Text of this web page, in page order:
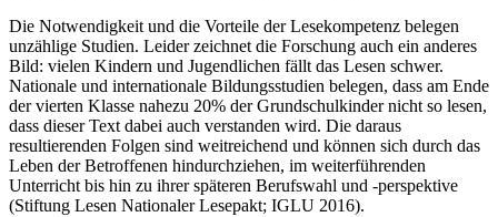
Die Notwendigkeit und die Vorteile der Lesekompetenz belegen
unzählige Studien. Leider zeichnet die Forschung auch ein anderes
Bild: vielen Kindern und Jugendlichen fällt das Lesen schwer.
Nationale und internationale Bildungsstudien belegen, dass am Ende
der vierten Klasse nahezu 20% der Grundschulkinder nicht so lesen,
dass dieser Text dabei auch verstanden wird. Die daraus
resultierenden Folgen sind weitreichend und können sich durch das
Leben der Betroffenen hindurchziehen, im weiterführenden
Unterricht bis hin zu ihrer späteren Berufswahl und -perspektive
(Stiftung Lesen Nationaler Lesepakt; IGLU 2016).